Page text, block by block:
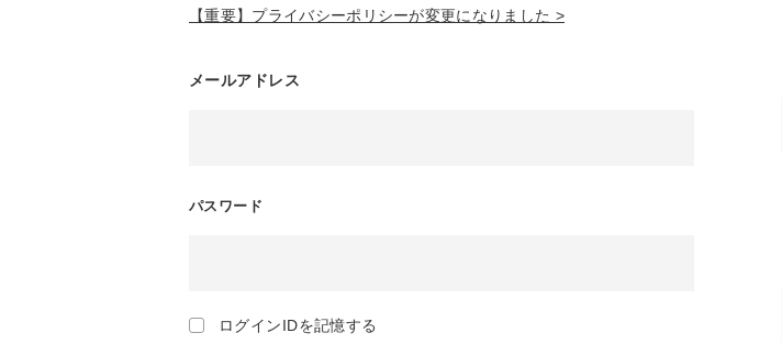
【重要】プライバシーポリシーが変更になりました >
メールアドレス
パスワード
ログインIDを記憶する